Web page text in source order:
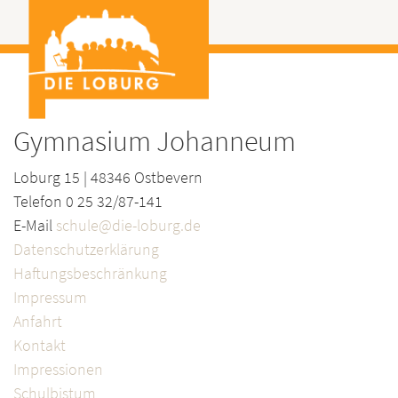
Gymnasium Johanneum
Loburg 15 | 48346 Ostbevern
Telefon 0 25 32/87-141
E-Mail schule@die-loburg.de
Datenschutzerklärung
Haftungsbeschränkung
Impressum
Anfahrt
Kontakt
Impressionen
Schulbistum